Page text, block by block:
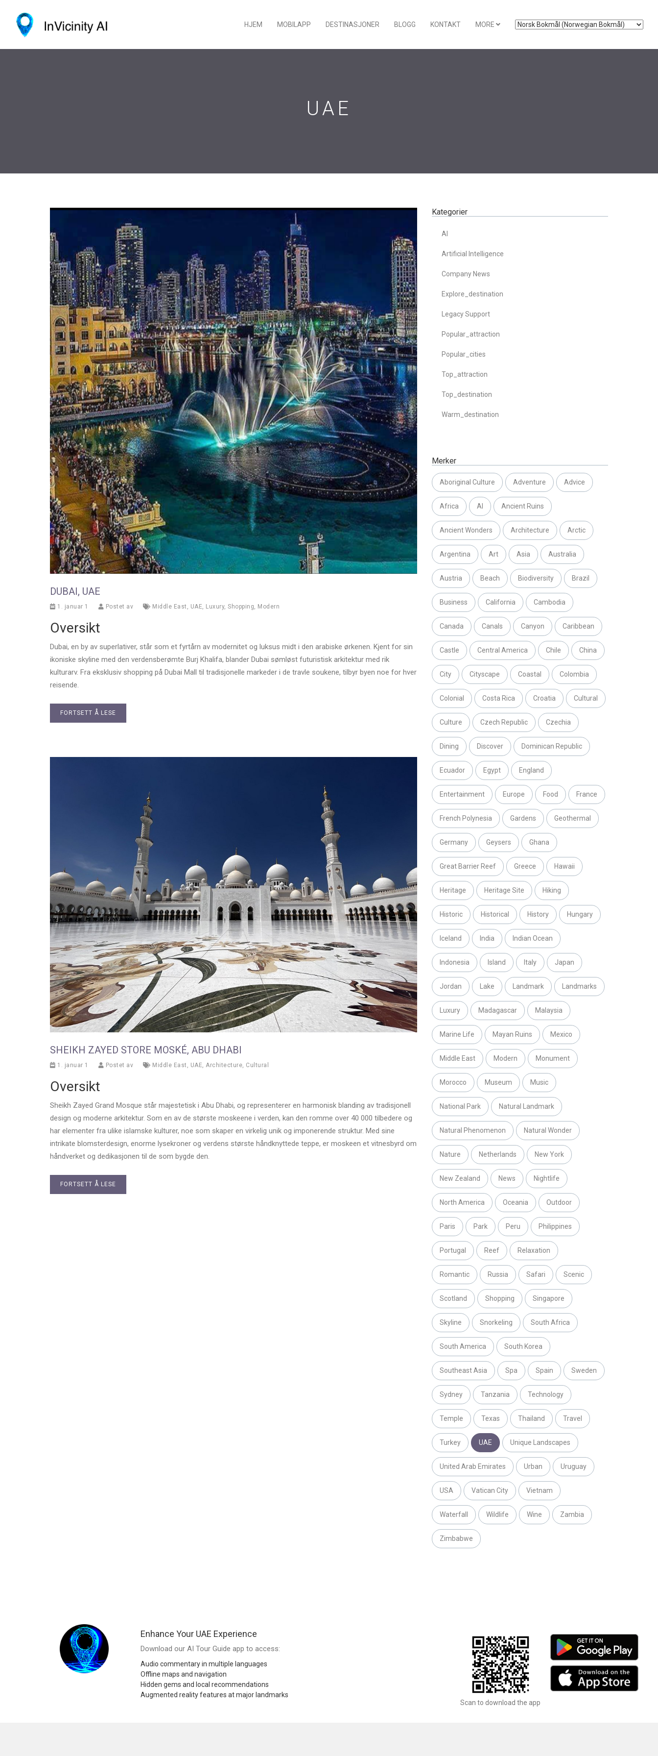
HJEM MOBILAPP DESTINASJONER BLOGG KONTAKT MORE
UAE
DUBAI, UAE
1. januar 1 Postet av Middle East , UAE, Luxury, Shopping, Modern
Oversikt
Dubai, en by av superlativer, står som et fyrtårn av modernitet og luksus midt i den arabiske ørkenen. Kjent for sin
ikoniske skyline med den verdensberømte Burj Khalifa, blander Dubai sømløst futuristisk arkitektur med rik
kulturarv. Fra eksklusiv shopping på Dubai Mall til tradisjonelle markeder i de travle soukene, tilbyr byen noe for hver
reisende.
FORTSETT Å LESE
SHEIKH ZAYED STORE MOSKÉ, ABU DHABI
1. januar 1 Postet av Middle East , UAE, Architecture, Cultural
Oversikt
Sheikh Zayed Grand Mosque står majestetisk i Abu Dhabi, og representerer en harmonisk blanding av tradisjonell
design og moderne arkitektur. Som en av de største moskeene i verden, kan den romme over 40 000 tilbedere og
har elementer fra ulike islamske kulturer, noe som skaper en virkelig unik og imponerende struktur. Med sine
intrikate blomsterdesign, enorme lysekroner og verdens største håndknyttede teppe, er moskeen et vitnesbyrd om
håndverket og dedikasjonen til de som bygde den.
FORTSETT Å LESE
Kategorier
AI
Artificial Intelligence
Company News
Explore_destination
Legacy Support
Popular_attraction
Popular_cities
Top_attraction
Top_destination
Warm_destination
Merker
Aboriginal Culture Adventure Advice
Africa AI Ancient Ruins
Ancient Wonders Architecture Arctic
Argentina Art Asia Australia
Austria Beach Biodiversity Brazil
Business California Cambodia
Canada Canals Canyon Caribbean
Castle Central America Chile China
City Cityscape Coastal Colombia
Colonial Costa Rica Croatia Cultural
Culture Czech Republic Czechia
Dining Discover Dominican Republic
Ecuador Egypt England
Entertainment Europe Food France
French Polynesia Gardens Geothermal
Germany Geysers Ghana
Great Barrier Reef Greece Hawaii
Heritage Heritage Site Hiking
Historic Historical History Hungary
Iceland India Indian Ocean
Indonesia Island Italy Japan
Jordan Lake Landmark Landmarks
Luxury Madagascar Malaysia
Marine Life Mayan Ruins Mexico
Middle East Modern Monument
Morocco Museum Music
National Park Natural Landmark
Natural Phenomenon Natural Wonder
Nature Netherlands New York
New Zealand News Nightlife
North America Oceania Outdoor
Paris Park Peru Philippines
Portugal Reef Relaxation
Romantic Russia Safari Scenic
Scotland Shopping Singapore
Skyline Snorkeling South Africa
South America South Korea
Southeast Asia Spa Spain Sweden
Sydney Tanzania Technology
Temple Texas Thailand Travel
Turkey UAE Unique Landscapes
United Arab Emirates Urban Uruguay
USA Vatican City Vietnam
Waterfall Wildlife Wine Zambia
Zimbabwe
Enhance Your UAE Experience
Download our AI Tour Guide app to access:
Audio commentary in multiple languages
Offline maps and navigation
Hidden gems and local recommendations
Augmented reality features at major landmarks
Scan to download the app